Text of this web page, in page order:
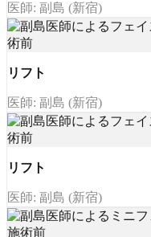
医師: 副島 (新宿)
リフト
医師: 副島 (新宿)
リフト
医師: 副島 (新宿)